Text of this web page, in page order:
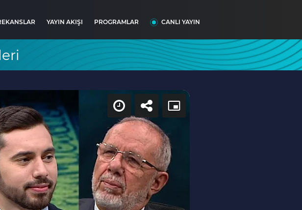
YAYIN AKIŞI PROGRAMLAR CANLI YAYIN